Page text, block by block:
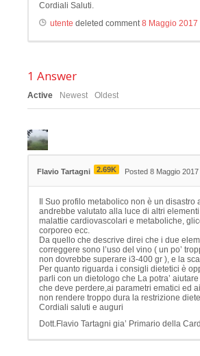
Cordiali Saluti.
utente deleted comment8 Maggio 2017
1 Answer
Active Newest Oldest
Flavio Tartagni 2.69K Posted 8 Maggio 2017
Il Suo profilo metabolico non è un disastro
andrebbe valutato alla luce di altri
malattie cardiovascolari e metaboliche,
corporeo ecc.
Da quello che descrive direi che i due
correggere sono l’uso del vino ( un po’
non dovrebbe superare i3-400 gr ), e la
Per quanto riguarda i consigli dietetici è
parli con un dietologo che La potra’
che deve perdere,ai parametri ematici ed
non rendere troppo dura la restrizione
Cordiali saluti e auguri
Dott.Flavio Tartagni gia’ Primario della